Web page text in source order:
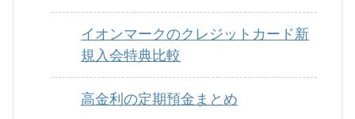
イオンマークのクレジットカード新
規入会特典比較
高金利の定期預金まとめ